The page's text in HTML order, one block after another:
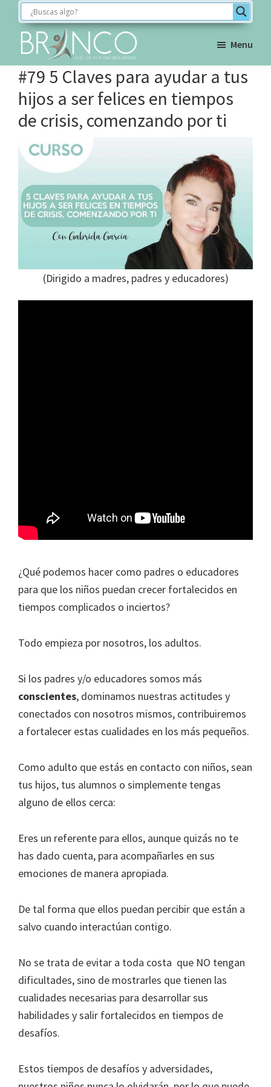
Saltar
navegación
principal
Saltar
contenido
Saltar
página
BRINCO
FORMACIÓN
Menu
#79 5 Claves para ayudar a tus
hijos a ser felices en tiempos
de crisis, comenzando por ti
(Dirigido a madres, padres y educadores)
¿Qué podemos hacer como padres o educadores
para que los niños puedan crecer fortalecidos en
tiempos complicados o inciertos?
Todo empieza por nosotros, los adultos.
Si los padres y/o educadores somos más
conscientes, dominamos nuestras actitudes y
conectados con nosotros mismos, contribuiremos
a fortalecer estas cualidades en los más pequeños.
Como adulto que estás en contacto con niños, sean
tus hijos, tus alumnos o simplemente tengas
alguno de ellos cerca:
Eres un referente para ellos, aunque quizás no te
has dado cuenta, para acompañarles en sus
emociones de manera apropiada.
De tal forma que ellos puedan percibir que están a
salvo cuando interactúan contigo.
No se trata de evitar a toda costa que NO tengan
dificultades, sino de mostrarles que tienen las
cualidades necesarias para desarrollar sus
habilidades y salir fortalecidos en tiempos de
desafíos.
Estos tiempos de desafíos y adversidades,